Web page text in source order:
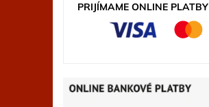
PRIJÍMAME ONLINE PLATBY